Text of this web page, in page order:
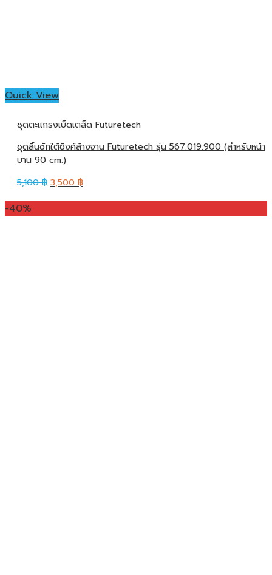
Quick View
ชุดตะแกรงเบ็ดเตล็ด Futuretech
ชุดลิ้นชักใต้ซิงค์ล้างจาน Futuretech รุ่น 567.019.900 (สำหรับหน้า
บาน 90 cm.)
5,100฿ 3,500 ฿
-40%